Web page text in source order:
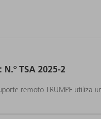
TSA 2025-2
remoto TRUMPF utiliza